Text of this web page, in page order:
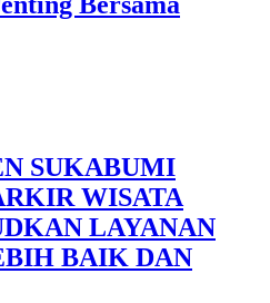
SUKABUMI
WISATA
LAYANAN
BAIK DAN